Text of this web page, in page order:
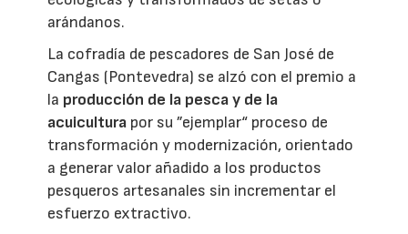
arándanos.
La cofradía de pescadores de San José de
Cangas (Pontevedra) se alzó con el premio a
la producción de la pesca y de la
acuicultura por su ”ejemplar“ proceso de
transformación y modernización, orientado
a generar valor añadido a los productos
pesqueros artesanales sin incrementar el
esfuerzo extractivo.